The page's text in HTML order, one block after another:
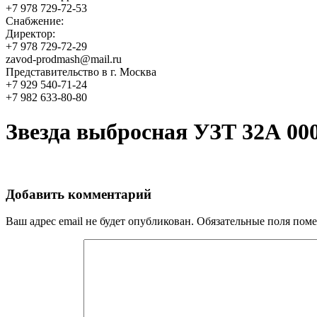
+7 978 729-72-53
Снабжение:
Директор:
+7 978 729-72-29
zavod-prodmash@mail.ru
Представительство в г. Москва
+7 929 540-71-24
+7 982 633-80-80
Звезда выбросная УЗТ 32А
Добавить комментарий
Ваш адрес email не будет опубликован. Обязательные поля